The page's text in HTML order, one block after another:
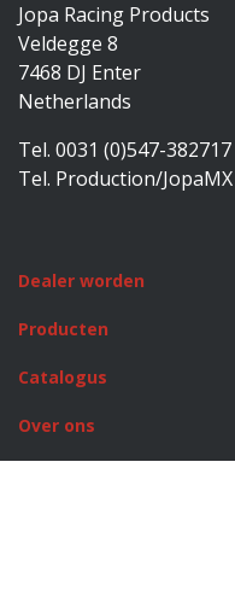
Jopa Racing Products
Veldegge 8
7468 DJ Enter
Netherlands
Tel. 0031 (0)547-382717
Tel. Production/
Dealer worden
Producten
Catalogus
Over ons